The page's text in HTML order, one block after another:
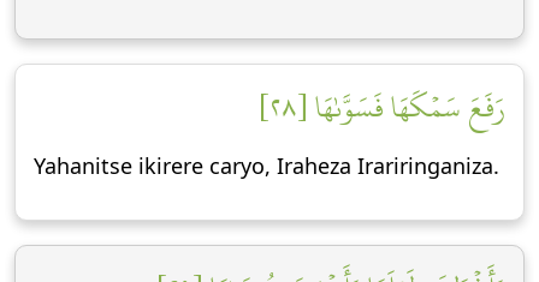
رَفَعَ سَمۡكَهَا فَسَوَّىٰهَا [٢٨]
Yahanitse ikirere caryo, Iraheza Irariringaniza.